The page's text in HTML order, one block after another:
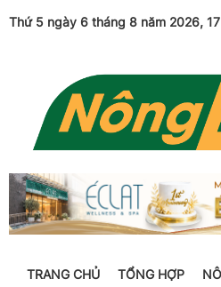
Thứ 5 ngày 6 tháng 8 năm 2026,
TRANG CHỦ TỔNG HỢP